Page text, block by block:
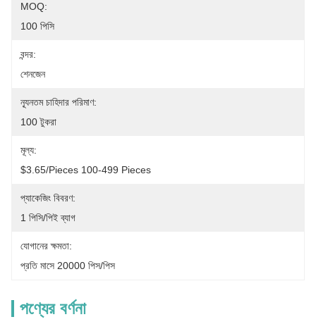
MOQ:
100 পিসি
বন্দর:
শেনজেন
ন্যূনতম চাহিদার পরিমাণ:
100 টুকরা
মূল্য:
$3.65/pieces 100-499 Pieces
প্যাকেজিং বিবরণ:
1 পিসি/পিই ব্যাগ
যোগানের ক্ষমতা:
প্রতি মাসে 20000 পিস/পিস
পণ্যের বর্ণনা